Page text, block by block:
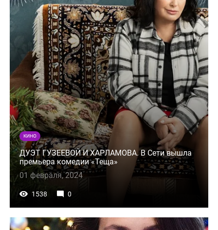
КИНО
ДУЭТ ГУЗЕЕВОЙ И ХАРЛАМОВА. В Сети вышла
премьера комедии «Теща»
01 февраля, 2024
1538 0